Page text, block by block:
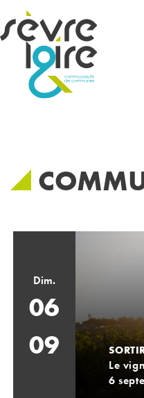
RECHERCHER UNE
Dim.
06
09
Le
6